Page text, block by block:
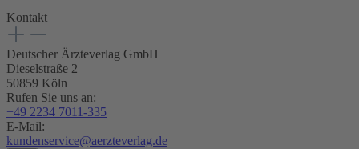
Kontakt
Deutscher Ärzteverlag GmbH
Dieselstraße 2
50859 Köln
Rufen Sie uns an:
+49 2234 7011-335
E-Mail:
kundenservice@aerzteverlag.de